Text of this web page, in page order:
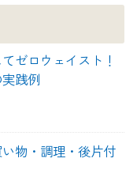
ゼロウェイスト！
践例
物・調理・後片付